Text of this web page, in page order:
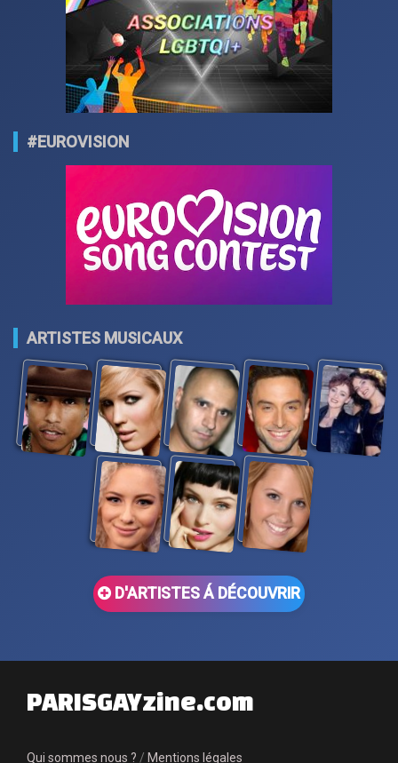
#EUROVISION
ARTISTES MUSICAUX
D'ARTISTES Á DÉCOUVRIR
PARISGAYzine.com
Qui sommes nous ? / Mentions légales